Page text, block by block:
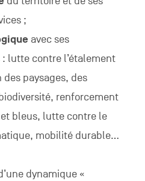
;
avec ses
lutte contre l’étalement
paysages, des
renforcement
bleus, lutte contre le
mobilité durable...
dynamique «